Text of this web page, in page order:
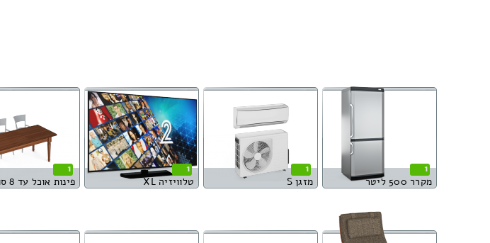
1
מקרר 500 ליטר
1
מזגן S
1
טלוויזיה XL
1
פינות אוכל עד 8 סועדים